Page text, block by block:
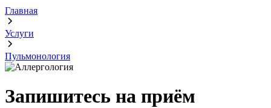
Главная
Услуги
Пульмонология
Запишитесь на приём